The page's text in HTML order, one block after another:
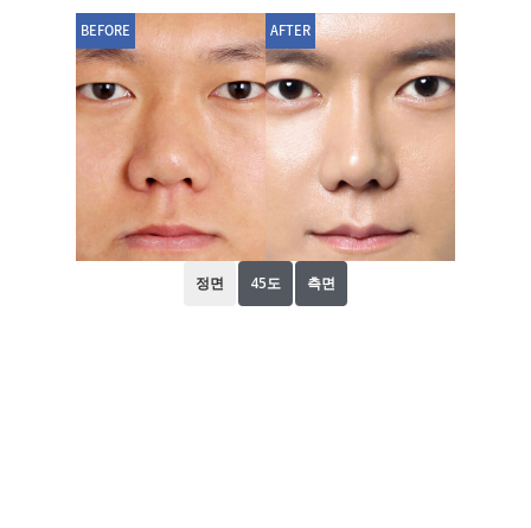
BEFORE AFTER